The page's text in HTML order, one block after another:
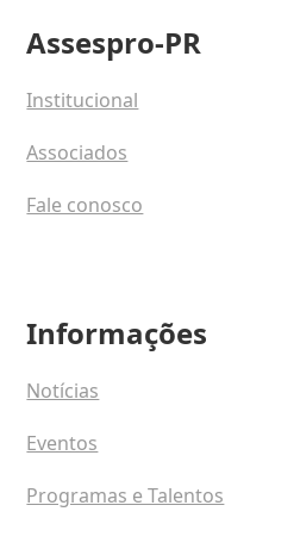
Assespro-PR
Institucional
Associados
Fale conosco
Informações
Notícias
Eventos
Programas e Talentos